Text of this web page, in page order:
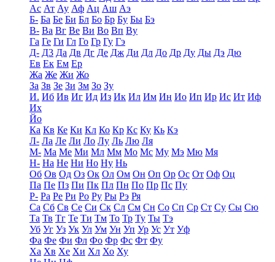
Ас Ат Ау Аф Ац Аш Аэ
Б- Ба Бе Би Бл Бо Бр Бу Бы Бэ
В- Ва Вг Ве Ви Во Вп Ву
Га Ге Ги Гл Го Гр Гу Гэ
Д- Д3 Да Дв Дг Де Дж Ди Дл До Др Ду Ды Дэ Дю
Ев Ек Ем Ер
Жа Же Жи Жо
За Зв Зе Зи Зм Зо Зу
И. Иб Ив Иг Ид Из Ик Ил Им Ин Ио Ип Ир Ис Ит Иф
Их
Йо
Ка Кв Ке Ки Кл Ко Кр Кс Ку Кь Кэ
Л- Ла Ле Ли Ло Лу Ль Лю Ля
М- Ма Ме Ми Мл Мм Мо Мс Му Мэ Мю Мя
Н- На Не Ни Но Ну Нь
Об Ов Од Оз Ок Ол Ом Он Оп Ор Ос От Оф Оц
Па Пе Пз Пи Пк Пл Пн По Пр Пс Пу
Р- Ра Ре Ри Ро Ру Ры Рэ Ря
Са Сб Св Се Си Ск Сл См Сн Со Сп Ср Ст Су Сы Сю
Та Тв Тг Те Ти Тм То Тр Ту Ты Тэ
Уб Уг Уз Ук Ул Ум Ун Уп Ур Ус Ут Уф
Фа Фе Фи Фл Фо Фр Фс Фт Фу
Ха Хв Хе Хи Хл Хо Ху